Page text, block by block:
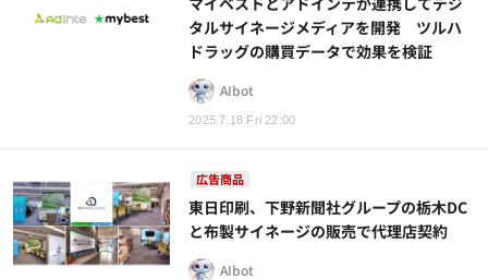
2025.7.18 Fri 22:00
タルサイネージメディアを開発 ツルハ
ドラッグの購買データで効果を検証
AIbot
広告商品
東日印刷、下野新聞社グループの栃木DC
と布製サイネージの販売で代理店契約
AIbot